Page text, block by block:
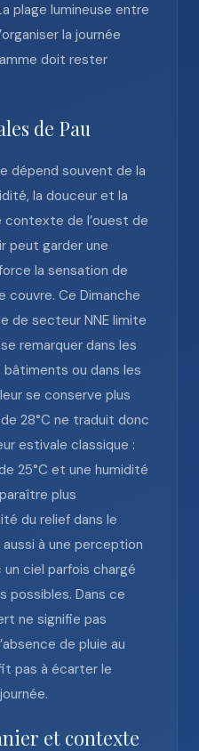
plage lumineuse entre
la journée
doit rester
de Pau
dépend souvent de la
la douceur et la
contexte de l’ouest de
peut garder une
la sensation de
couvre. Ce Dimanche
de secteur NNE limite
remarquer dans les
ou dans les
se conserve plus
28°C ne traduit donc
estivale classique :
25°C et une humidité
plus
du relief dans le
à une perception
ciel parfois chargé
possibles. Dans ce
ne signifie pas
de pluie au
pas à écarter le
et contexte